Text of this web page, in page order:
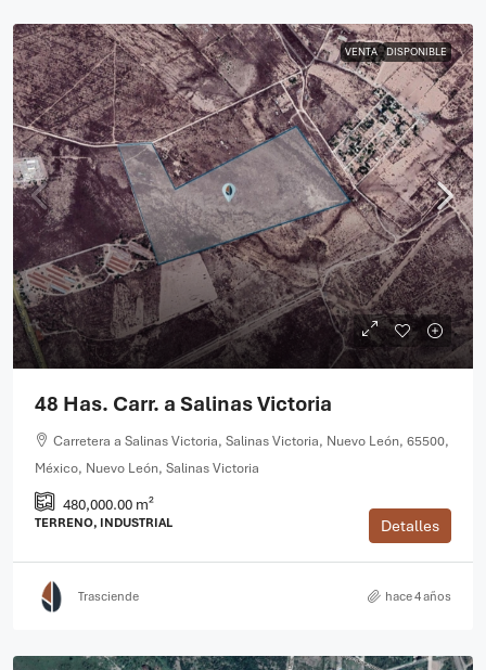
VENTA DISPONIBLE
48 Has. Carr. a Salinas Victoria
Carretera a Salinas Victoria, Salinas Victoria, Nuevo León, 65500,
México, Nuevo León, Salinas Victoria
480,000.00 m²
TERRENO, INDUSTRIAL Detalles
Trasciende hace 4 años